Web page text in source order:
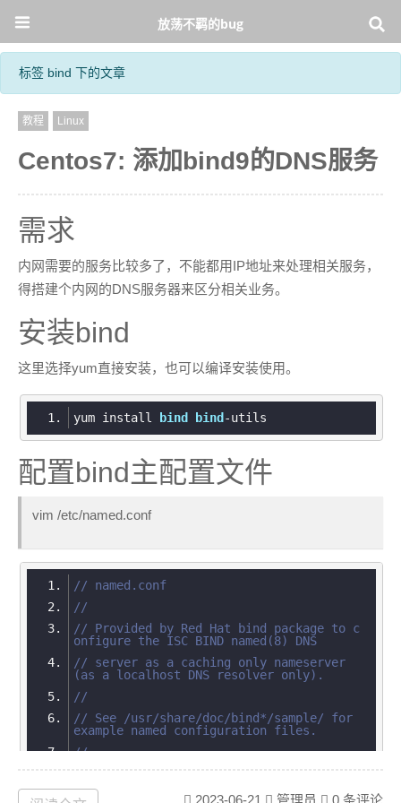
放荡不羁的bug
标签 bind 下的文章
教程 Linux
Centos7: 添加bind9的DNS服务
需求
内网需要的服务比较多了，不能都用IP地址来处理相关服务，
得搭建个内网的DNS服务器来区分相关业务。
安装bind
这里选择yum直接安装，也可以编译安装使用。
yum install bind bind
配置bind主配置文件
vim /etc/named.conf
// named.conf
//
// Provided by Red Hat bind package to c
onfigure the ISC BIND named(8) DNS
// server as a caching only nameserver
(as a localhost DNS resolver only).
//
// See /usr/share/doc/bind*/sample/ for
example named configuration files.
//
// See the BIND Administrator's Referenc
e Manual (ARM) for details about the
2023-06-21 管理员 0 条评论